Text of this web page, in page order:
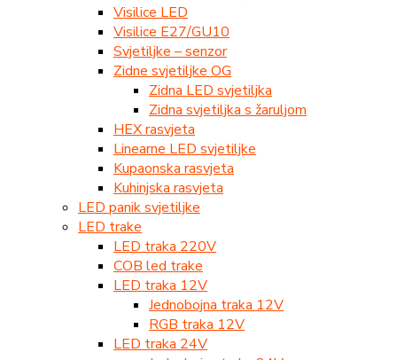
Visilice LED
Visilice E27/GU10
Svjetiljke – senzor
Zidne svjetiljke OG
Zidna LED svjetiljka
Zidna svjetiljka s žaruljom
HEX rasvjeta
Linearne LED svjetiljke
Kupaonska rasvjeta
Kuhinjska rasvjeta
LED panik svjetiljke
LED trake
LED traka 220V
COB led trake
LED traka 12V
Jednobojna traka 12V
RGB traka 12V
LED traka 24V